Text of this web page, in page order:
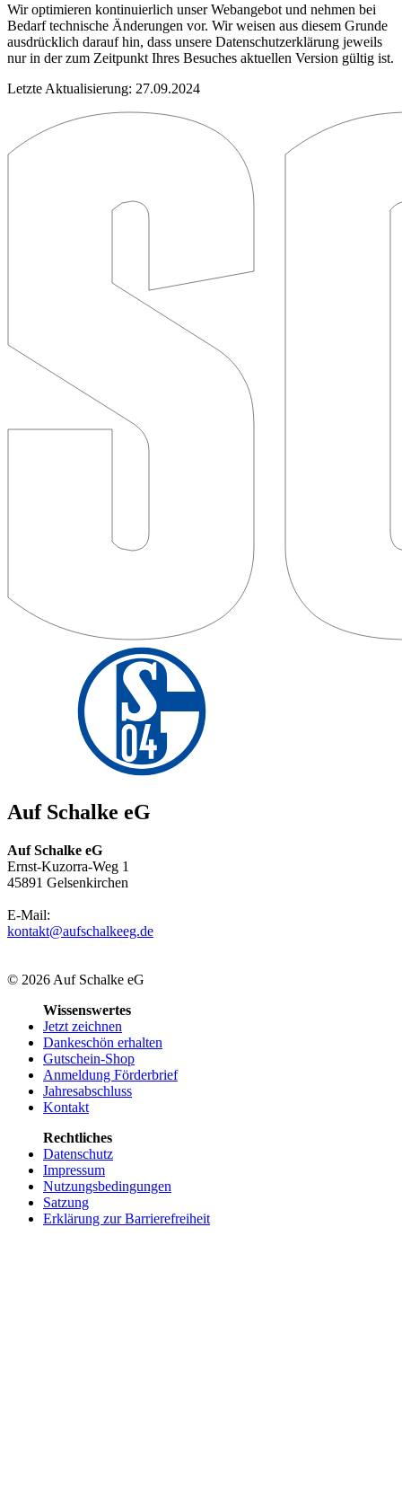
Wir optimieren kontinuierlich unser Webangebot und nehmen bei
Bedarf technische Änderungen vor. Wir weisen aus diesem Grunde
ausdrücklich darauf hin, dass unsere Datenschutzerklärung jeweils
nur in der zum Zeitpunkt Ihres Besuches aktuellen Version gültig ist.
Letzte Aktualisierung: 27.09.2024
Auf Schalke eG
Auf Schalke eG
Ernst-Kuzorra-Weg 1
45891 Gelsenkirchen
E-Mail:
kontakt@aufschalkeeg.de
© 2026 Auf Schalke eG
Wissenswertes
Jetzt zeichnen
Dankeschön erhalten
Gutschein-Shop
Anmeldung Förderbrief
Jahresabschluss
Kontakt
Rechtliches
Datenschutz
Impressum
Nutzungsbedingungen
Satzung
Erklärung zur Barrierefreiheit